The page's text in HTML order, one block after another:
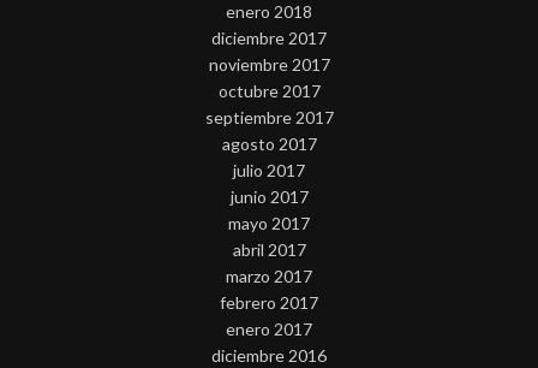
enero 2018
diciembre 2017
noviembre 2017
octubre 2017
septiembre 2017
agosto 2017
julio 2017
junio 2017
mayo 2017
abril 2017
marzo 2017
febrero 2017
enero 2017
diciembre 2016